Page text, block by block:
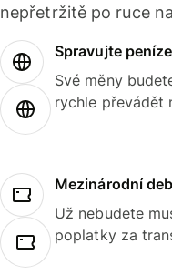
nepřetržitě po ruce
Spravujte
Své měny
rychle převádět
Mezinárodní
Už nebudete
poplatky za